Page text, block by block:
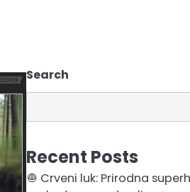
Search
Recent Posts
🧅 Crveni luk: Prirodna